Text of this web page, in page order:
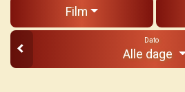
Film
Dato
Alle dage